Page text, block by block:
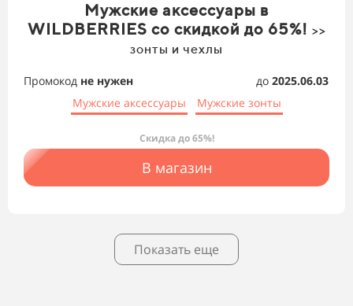
Мужские аксессуары в
WILDBERRIES со скидкой до 65%! >>
зонты и чехлы
Промокод не нужен до 2025.06.03
Мужские аксессуары
Мужские зонты
Скидка до 65%!
В магазин
Показать еще